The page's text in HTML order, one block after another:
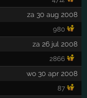
za 30 aug 2008
980
za 26 jul 2008
2866
wo 30 apr 2008
87